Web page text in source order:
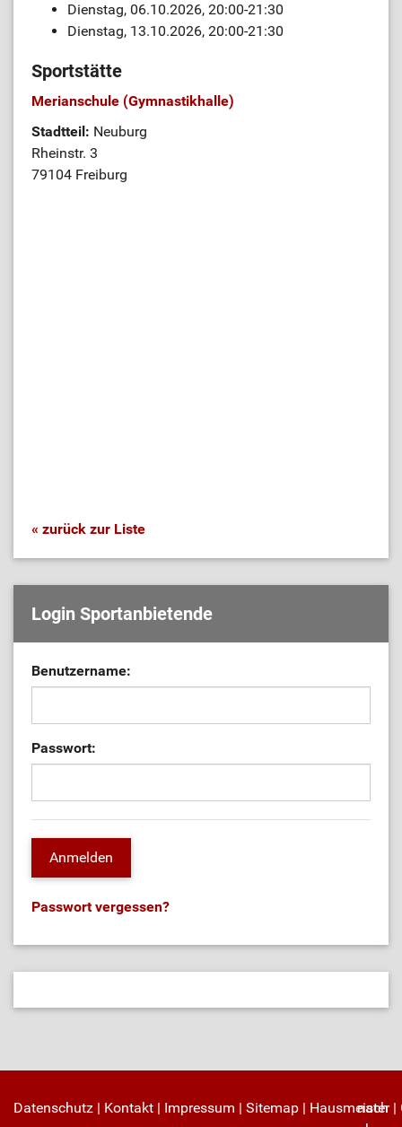
Dienstag, 06.10.2026, 20:00-21:30
Dienstag, 13.10.2026, 20:00-21:30
Sportstätte
Merianschule (Gymnastikhalle)
Stadtteil: Neuburg
Rheinstr. 3
79104 Freiburg
« zurück zur Liste
Login Sportanbietende
Benutzername:
Passwort:
Passwort vergessen?
Datenschutz | Kontakt | Impressum | Sitemap | Hausmeister|
nach